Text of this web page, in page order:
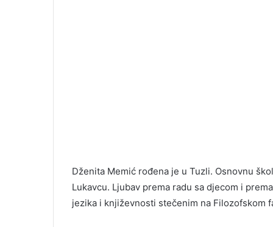
Dženita Memić rođena je u Tuzli. Osnovnu
Lukavcu. Ljubav prema radu sa djecom i
jezika i književnosti stečenim na Filozofskom